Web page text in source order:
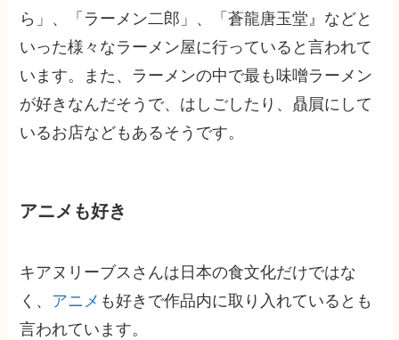
ら」、「ラーメン二郎」、「蒼龍唐玉堂』などと
いった様々なラーメン屋に行っていると言われて
います。また、ラーメンの中で最も味噌ラーメン
が好きなんだそうで、はしごしたり、贔屓にして
いるお店などもあるそうです。
アニメも好き
キアヌリーブスさんは日本の食文化だけではな
く、 アニメ も好きで作品内に取り入れているとも
言われています。